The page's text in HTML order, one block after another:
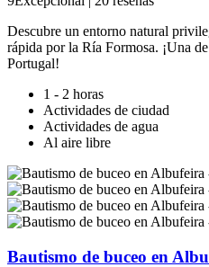
Descubre un entorno natural
rápida por la Ría Formosa. ¡Una
Portugal!
1 - 2 horas
Actividades de ciudad
Actividades de agua
Al aire libre
Bautismo de buceo en